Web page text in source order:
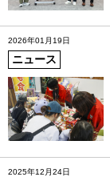
2026年01月19日
ニュース
2025年12月24日